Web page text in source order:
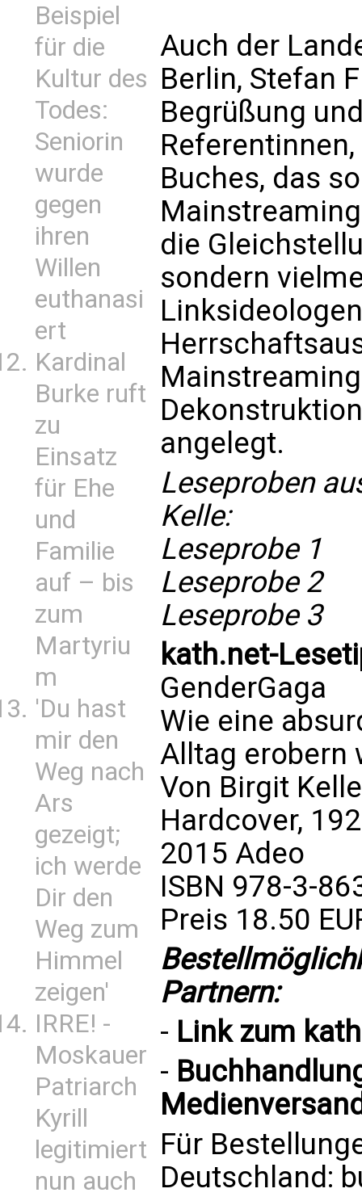
Beispiel
für die
Kultur des
Todes:
Seniorin
wurde
gegen
ihren
Willen
euthanasi
ert
Kardinal
Burke ruft
zu
Einsatz
für Ehe
und
Familie
auf – bis
zum
Martyriu
m
'Du hast
mir den
Weg nach
Ars
gezeigt;
ich werde
Dir den
Weg zum
Himmel
zeigen'
IRRE! -
Moskauer
Patriarch
Kyrill
legitimiert
nun auch
Auch der
Berlin, Stefan
Begrüßung
Buches, das
die
sondern
angelegt.
Leseproben
Kelle:
Leseprobe 1
Leseprobe 2
Leseprobe 3
kath.net-
GenderGaga
Wie eine
Alltag erobern
Von Birgit Kelle
Hardcover,
2015 Adeo
ISBN 978-3-
Preis 18.50
Partnern:
- Link zum
-
Für
Deutschland: